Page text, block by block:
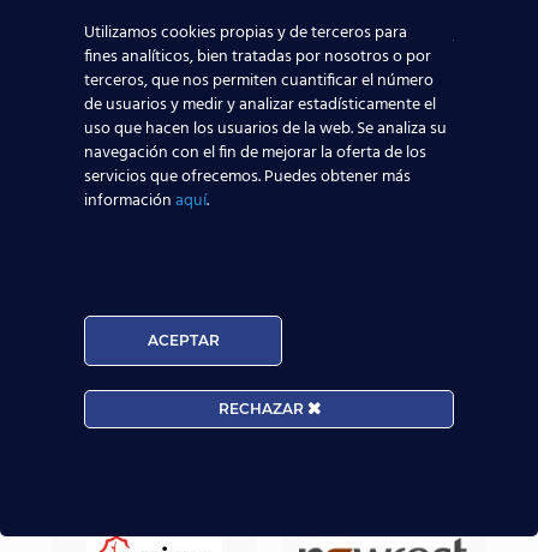
aeronáutica, tenemos
contacto directo con las
compañías aeronáuticas, lo que sin duda ayudará a
que todos los alumnos de nuestros centros
aeronáuticos destaquen y consigan mejores y
mayores posibilidades reales de trabajar en el
sector aeronáutico.
Utilizamos cookies propias y de terceros para
fines analíticos, bien tratadas por nosotros o por
terceros, que nos permiten cuantificar el número
de usuarios y medir y analizar estadísticamente el
uso que hacen los usuarios de la web. Se analiza su
navegación con el fin de mejorar la oferta de los
servicios que ofrecemos. Puedes obtener más
informaciónaquí.
ACEPTAR
RECHAZAR